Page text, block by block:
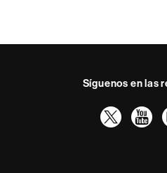
Síguenos en las